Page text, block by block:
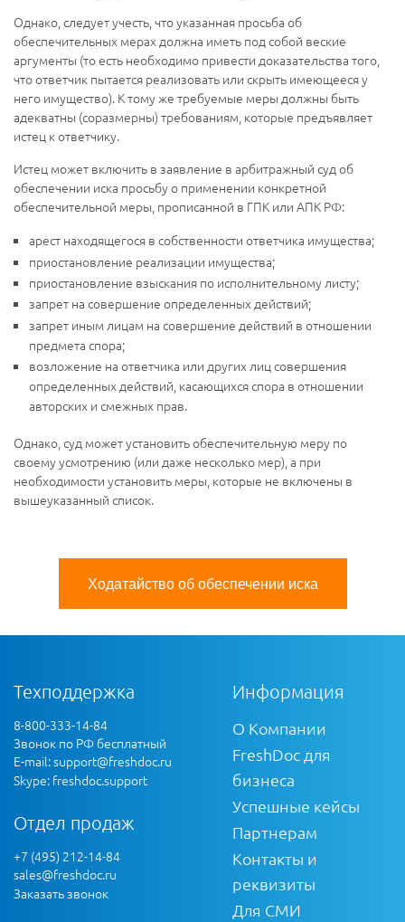
Однако, следует учесть, что указанная просьба об
обеспечительных мерах должна иметь под собой веские
аргументы (то есть необходимо привести доказательства того,
что ответчик пытается реализовать или скрыть имеющееся у
него имущество). К тому же требуемые меры должны быть
адекватны (соразмерны) требованиям, которые предъявляет
истец к ответчику.
Истец может включить в заявление в арбитражный суд об
обеспечении иска просьбу о применении конкретной
обеспечительной меры, прописанной в ГПК или АПК РФ:
арест находящегося в собственности ответчика имущества;
приостановление реализации имущества;
приостановление взыскания по исполнительному листу;
запрет на совершение определенных действий;
запрет иным лицам на совершение действий в отношении
предмета спора;
возложение на ответчика или других лиц совершения
определенных действий, касающихся спора в отношении
авторских и смежных прав.
Однако, суд может установить обеспечительную меру по
своему усмотрению (или даже несколько мер), а при
необходимости установить меры, которые не включены в
вышеуказанный список.
Ходатайство об обеспечении иска
Техподдержка
8-800-333-14-84
Звонок по РФ бесплатный
E-mail:support@freshdoc.ru
Skype: freshdoc.support
Отдел продаж
+7 (495) 212-14-84
sales@freshdoc.ru
Заказать звонок
Информация
О Компании
FreshDoc для
бизнеса
Успешные кейсы
Партнерам
Контакты и
реквизиты
Для СМИ